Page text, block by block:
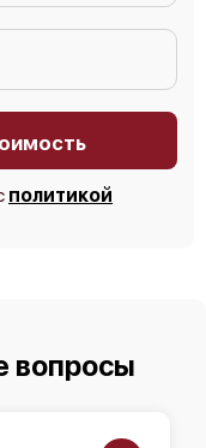
политикой
вопросы